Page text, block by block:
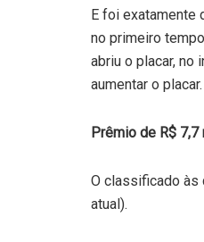
E foi exatamente
no primeiro
abriu o placar, no
aumentar o placar.
Prêmio de R$
O classificado às
atual).